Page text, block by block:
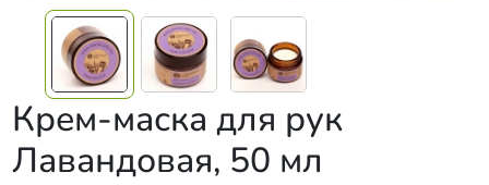
Крем-маска для рук
Лавандовая, 50 мл